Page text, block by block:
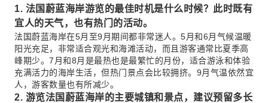
1. 法国蔚蓝海岸游览的最佳时机是什么时候？此时既有
宜人的天气，也有热门的活动。
法国蔚蓝海岸在5月至9月期间都非常迷人。5月和6月气候温暖
阳光充足，非常适合观光和海滩活动，而且游客通常比夏季高
峰期少。7月和8月是最热也是最繁忙的月份，适合游泳和体验
充满活力的海岸生活，但热门景点会比较拥挤。9月气温依然宜
人，游客数量也有所减少。
2. 游览法国蔚蓝海岸的主要城镇和景点，建议预留多长